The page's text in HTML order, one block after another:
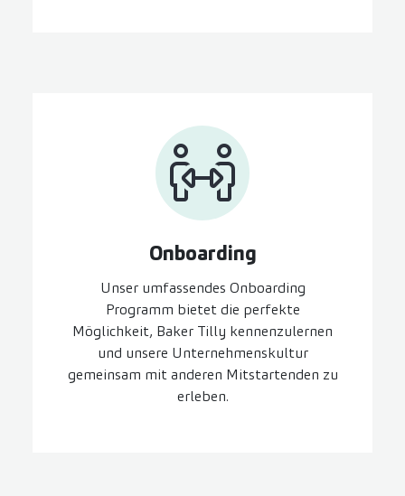
On­boarding
Unser umfassendes Onboarding
Programm bietet die perfekte
Möglichkeit, Baker Tilly kennenzulernen
und unsere Unternehmenskultur
gemeinsam mit anderen Mitstartenden zu
erleben.